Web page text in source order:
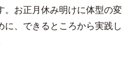
。お正月休み明けに体型の変
に、できるところから実践し